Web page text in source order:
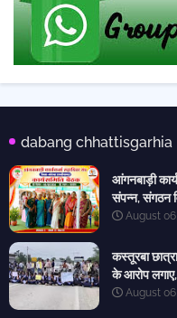
dabang chhattisgarhia
आंगनबाड़ी
संपन्न, संगठन
August
कस्तूरबा
के आरोप
August